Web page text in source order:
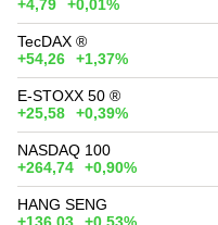
+4,79
+0,01%
TecDAX ®
+54,26
+1,37%
E-STOXX 50 ®
+25,58
+0,39%
NASDAQ 100
+264,74
+0,90%
HANG SENG